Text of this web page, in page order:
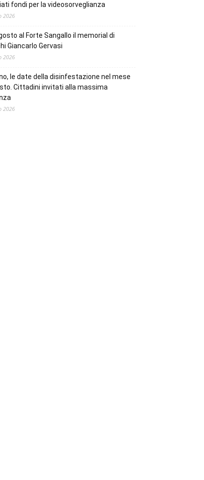
fondi per la videosorveglianza
2026
al Forte Sangallo il memorial di
Giancarlo Gervasi
2026
le date della disinfestazione nel mese
Cittadini invitati alla massima
2026